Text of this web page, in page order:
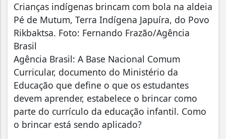
Crianças indígenas brincam com bola na aldeia
Pé de Mutum, Terra Indígena Japuíra, do Povo
Rikbaktsa. Foto: Fernando Frazão/Agência
Brasil
Agência Brasil: A Base Nacional Comum
Curricular, documento do Ministério da
Educação que define o que os estudantes
devem aprender, estabelece o brincar como
parte do currículo da educação infantil. Como
o brincar está sendo aplicado?